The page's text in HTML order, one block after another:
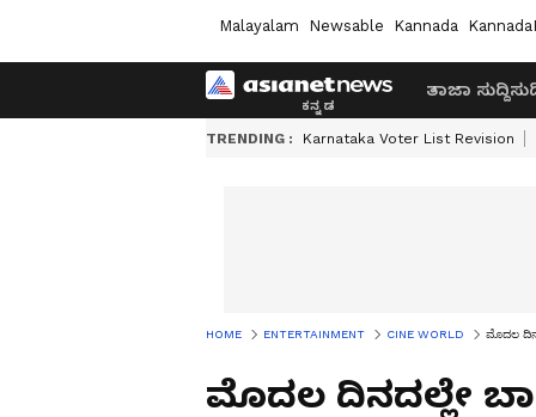
Malayalam Newsable Kannada
ತಾಜಾ ಸುದ್ದಿ
TRENDING : Karnataka Voter List Revision
HOME ENTERTAINMENT CINE WORLD ಮೊದಲ
ಮೊದಲ ದಿನದಲ್ಲೇ